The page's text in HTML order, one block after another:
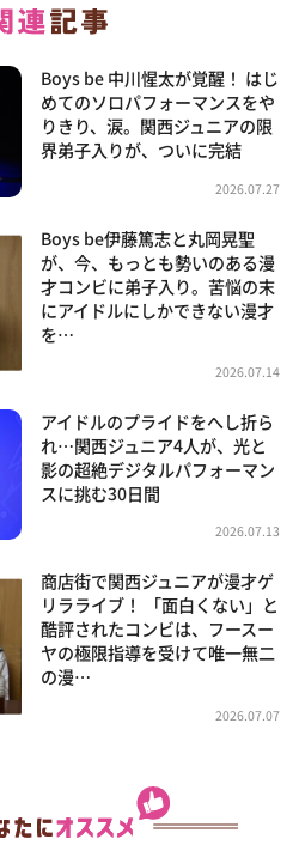
Boys be 中川惺太が覚醒！ はじ
めてのソロパフォーマンスをや
りきり、涙。関西ジュニアの限
界弟子入りが、ついに完結
2026.07.27
Boys be伊藤篤志と丸岡晃聖
が、今、もっとも勢いのある漫
才コンビに弟子入り。苦悩の末
にアイドルにしかできない漫才
を…
2026.07.14
アイドルのプライドをへし折ら
れ…関西ジュニア4人が、光と
影の超絶デジタルパフォーマン
スに挑む30日間
2026.07.13
商店街で関西ジュニアが漫才ゲ
リラライブ！ 「面白くない」と
酷評されたコンビは、フースー
ヤの極限指導を受けて唯一無二
の漫…
2026.07.07